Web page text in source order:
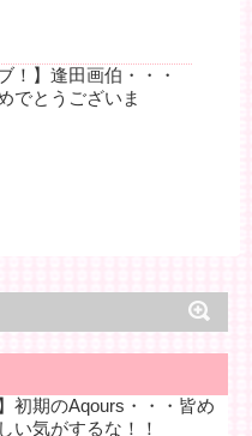
！】逢田画伯・・・
でとうございま
初期のAqours・・・皆め
い気がするな！！